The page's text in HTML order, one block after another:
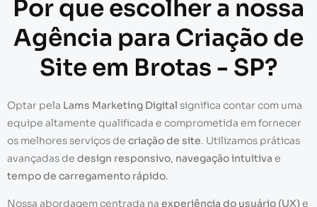
Por que escolher a nossa
Agência para Criação de
Site em Brotas - SP?
Optar pela Lams Marketing Digital significa contar com uma
equipe altamente qualificada e comprometida em fornecer
os melhores serviços de criação de site. Utilizamos práticas
avançadas de design responsivo, navegação intuitiva e
tempo de carregamento rápido.
Nossa abordagem centrada na experiência do usuário (UX)e